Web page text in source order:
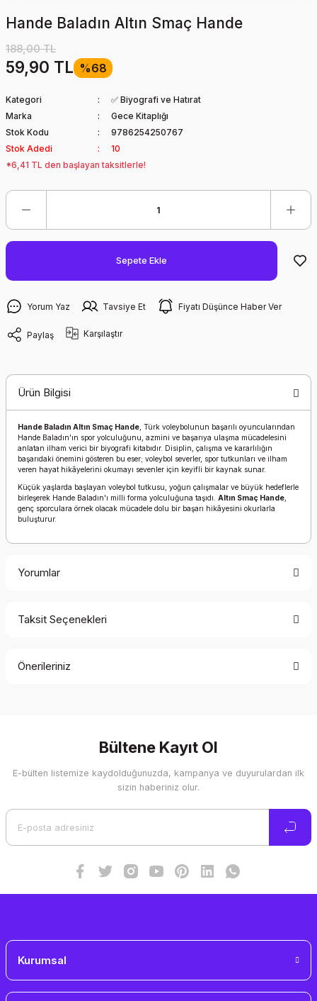
Hande Baladın Altın Smaç Hande
188,00 TL
59,90 TL %68
Kategori
✅ Biyografi ve Hatırat
Marka
Gece Kitaplığı
Stok Kodu
9786254250767
Stok Adedi
10
*6,41 TL den başlayan taksitlerle!
Sepete Ekle
Yorum Yaz Tavsiye Et Fiyatı Düşünce Haber Ver
Paylaş Karşılaştır
Ürün Bilgisi
Hande Baladın Altın Smaç Hande , Türk voleybolunun başarılı oyuncularından
Hande Baladın'ın spor yolculuğunu, azmini ve başarıya ulaşma mücadelesini
anlatan ilham verici bir biyografi kitabıdır. Disiplin, çalışma ve kararlılığın
başarıdaki önemini gösteren bu eser; voleybol severler, spor tutkunları ve ilham
veren hayat hikâyelerini okumayı sevenler için keyifli bir kaynak sunar.
Küçük yaşlarda başlayan voleybol tutkusu, yoğun çalışmalar ve büyük hedeflerle
birleşerek Hande Baladın'ı milli forma yolculuğuna taşıdı. Altın Smaç Hande
genç sporculara örnek olacak mücadele dolu bir başarı hikâyesini okurlarla
buluşturur.
Yorumlar
Taksit Seçenekleri
Önerileriniz
Görüş ve önerileriniz için teşekkür ederiz.
Ürün resmi kalitesiz, bozuk veya görüntülenemiyor.
Bültene Kayıt Ol
E-bülten listemize kaydolduğunuzda, kampanya ve duyurulardan ilk
sizin haberiniz olur.
Kurumsal